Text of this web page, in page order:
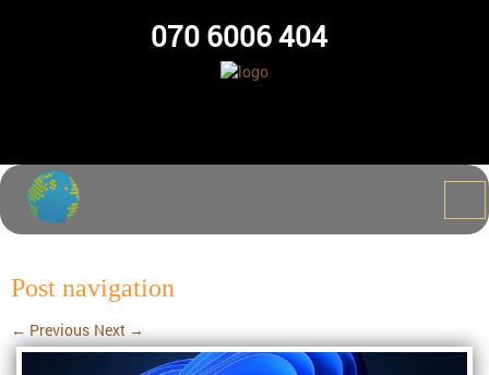
070 6006 404
Post navigation
← Previous Next →